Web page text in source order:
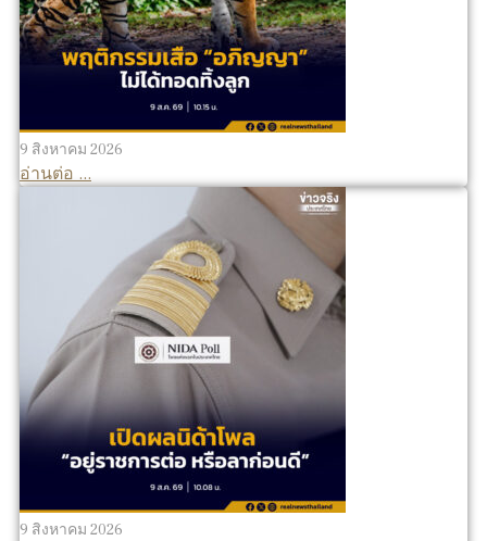
9 สิงหาคม 2026
อ่านต่อ ...
9 สิงหาคม 2026